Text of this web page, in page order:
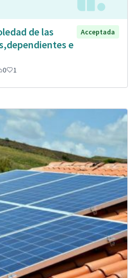
de las
e
Acceptada
0 1